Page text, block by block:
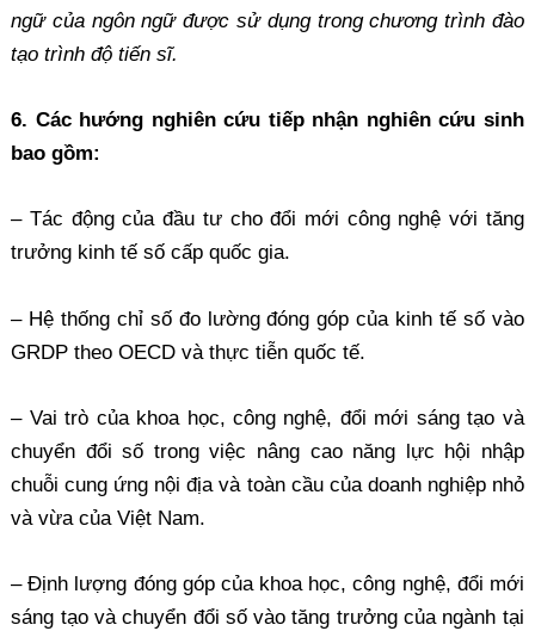
ngữ của ngôn ngữ được sử dụng trong chương trình đào
tạo trình độ tiến sĩ.
6. Các hướng nghiên cứu tiếp nhận nghiên cứu sinh
bao gồm:
– Tác động của đầu tư cho đổi mới công nghệ với tăng
trưởng kinh tế số cấp quốc gia.
– Hệ thống chỉ số đo lường đóng góp của kinh tế số vào
GRDP theo OECD và thực tiễn quốc tế.
– Vai trò của khoa học, công nghệ, đổi mới sáng tạo và
chuyển đổi số trong việc nâng cao năng lực hội nhập
chuỗi cung ứng nội địa và toàn cầu của doanh nghiệp nhỏ
và vừa của Việt Nam.
– Định lượng đóng góp của khoa học, công nghệ, đổi mới
sáng tạo và chuyển đổi số vào tăng trưởng của ngành tại